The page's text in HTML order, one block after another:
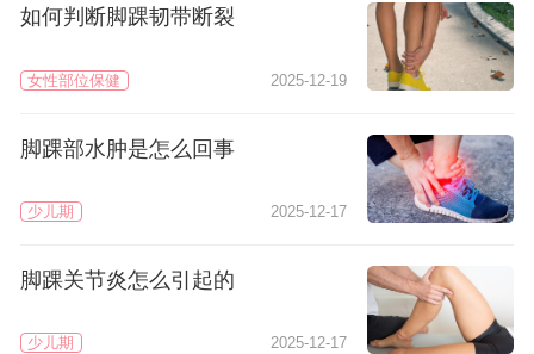
如何判断脚踝韧带断裂
女性部位保健 2025-12-19
脚踝部水肿是怎么回事
少儿期 2025-12-17
脚踝关节炎怎么引起的
少儿期 2025-12-17